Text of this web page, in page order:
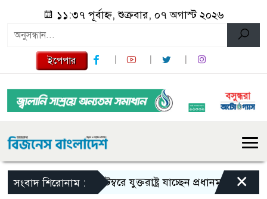
১১:৩৭ পূর্বাহ্ন, শুক্রবার, ০৭ অগাস্ট ২০২৬
ইপেপার
সংবাদ শিরোনাম :সেপ্টেম্বরে যুক্তরাষ্ট্র যাচ্ছেন প্রধানমন্ত্রী সৌদি
×